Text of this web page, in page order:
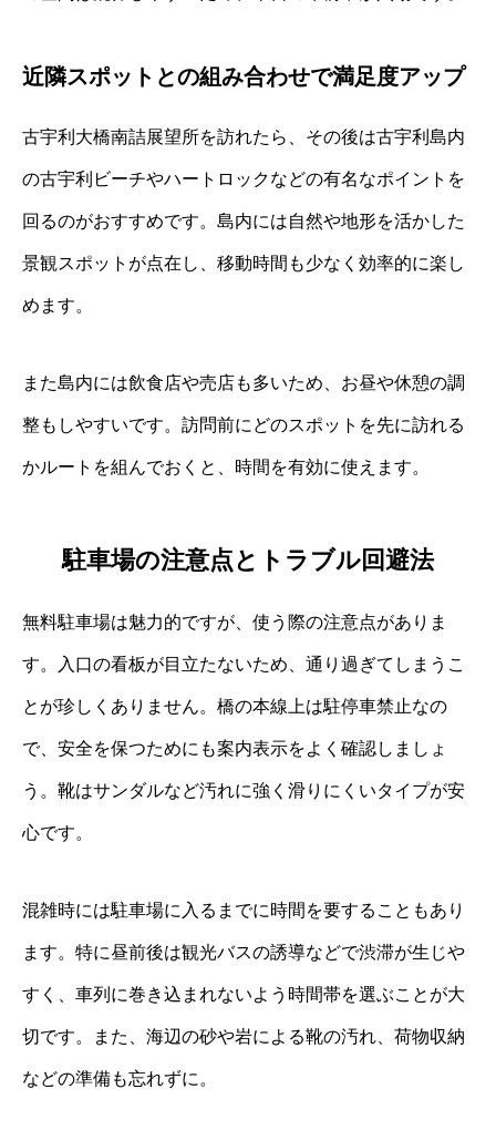
近隣スポットとの組み合わせで満足度アップ
古宇利大橋南詰展望所を訪れたら、その後は古宇利島内
の古宇利ビーチやハートロックなどの有名なポイントを
回るのがおすすめです。島内には自然や地形を活かした
景観スポットが点在し、移動時間も少なく効率的に楽し
めます。
また島内には飲食店や売店も多いため、お昼や休憩の調
整もしやすいです。訪問前にどのスポットを先に訪れる
かルートを組んでおくと、時間を有効に使えます。
駐車場の注意点とトラブル回避法
無料駐車場は魅力的ですが、使う際の注意点がありま
す。入口の看板が目立たないため、通り過ぎてしまうこ
とが珍しくありません。橋の本線上は駐停車禁止なの
で、安全を保つためにも案内表示をよく確認しましょ
う。靴はサンダルなど汚れに強く滑りにくいタイプが安
心です。
混雑時には駐車場に入るまでに時間を要することもあり
ます。特に昼前後は観光バスの誘導などで渋滞が生じや
すく、車列に巻き込まれないよう時間帯を選ぶことが大
切です。また、海辺の砂や岩による靴の汚れ、荷物収納
などの準備も忘れずに。